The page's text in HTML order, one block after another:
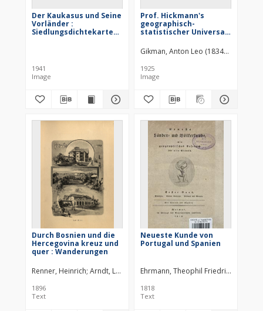
Der Kaukasus und Seine
Vorländer :
Siedlungsdichtekarte
Völkerkarte des
Kaukasus) DAI-Stuttart
1941
1941
Image
Prof. Hickmann's
geographisch-
statistischer Universal-
Gikman, Anton Leo (1834–1906)
1925
Image
Durch Bosnien und die
Hercegovina kreuz und
quer : Wanderungen
Renner, Heinrich Arndt, Leo Arndt, Ewald
1896
Text
Neueste Kunde von
Portugal und Spanien
Ehrmann, Theophil Friedrich
1818
Text